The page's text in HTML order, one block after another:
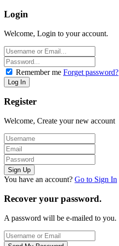
Login
Welcome, Login to your account.
Remember me Forget password?
Register
Welcome, Create your new account
You have an account? Go to Sign In
Recover your password.
A password will be e-mailed to you.